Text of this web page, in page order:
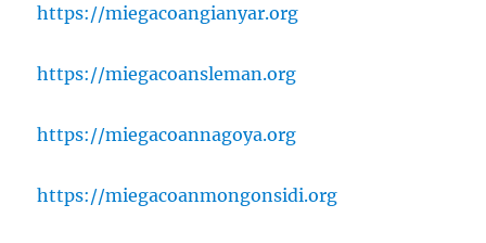
https://miegacoangianyar.org
https://miegacoansleman.org
https://miegacoannagoya.org
https://miegacoanmongonsidi.org